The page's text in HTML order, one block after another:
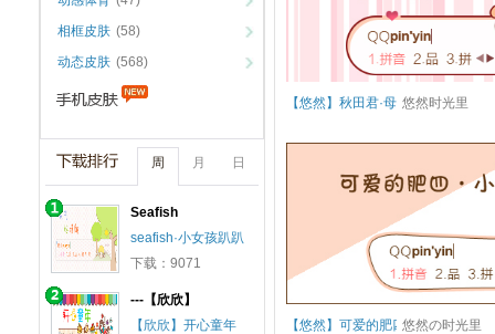
相框皮肤 (58)
动态皮肤 (568)
周 月 日
Seafish
seafish·小女孩趴趴
下载：9071
---【欣欣】
【欣欣】开心童年
【悠然】秋田君·母亲节悠然时光里
【悠然】可爱的肥四·小肉肉
悠然の时光里